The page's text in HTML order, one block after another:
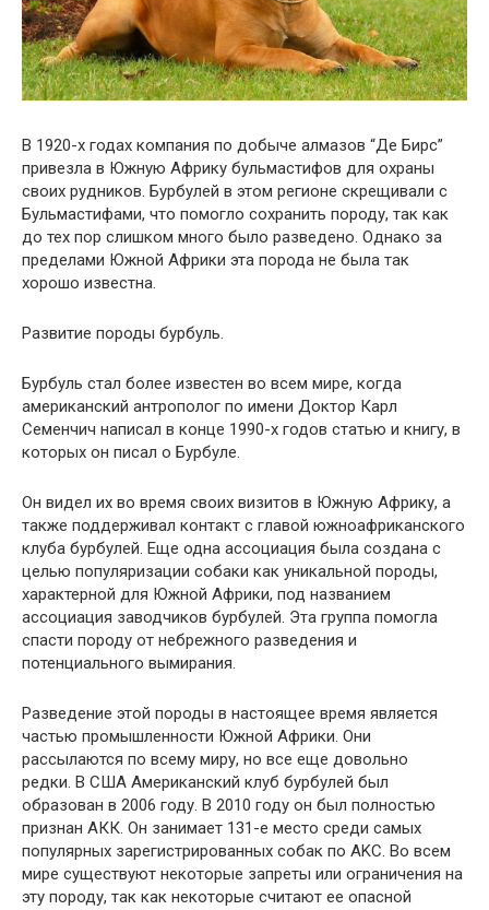
В 1920-х годах компания по добыче алмазов “Де Бирс”
привезла в Южную Африку бульмастифов для охраны
своих рудников. Бурбулей в этом регионе скрещивали с
Бульмастифами, что помогло сохранить породу, так как
до тех пор слишком много было разведено. Однако за
пределами Южной Африки эта порода не была так
хорошо известна.
Развитие породы бурбуль.
Бурбуль стал более известен во всем мире, когда
американский антрополог по имени Доктор Карл
Семенчич написал в конце 1990-х годов статью и книгу, в
которых он писал о Бурбуле.
Он видел их во время своих визитов в Южную Африку, а
также поддерживал контакт с главой южноафриканского
клуба бурбулей. Еще одна ассоциация была создана с
целью популяризации собаки как уникальной породы,
характерной для Южной Африки, под названием
ассоциация заводчиков бурбулей. Эта группа помогла
спасти породу от небрежного разведения и
потенциального вымирания.
Разведение этой породы в настоящее время является
частью промышленности Южной Африки. Они
рассылаются по всему миру, но все еще довольно
редки. В США Американский клуб бурбулей был
образован в 2006 году. В 2010 году он был полностью
признан АКК. Он занимает 131-е место среди самых
популярных зарегистрированных собак по AKC. Во всем
мире существуют некоторые запреты или ограничения на
эту породу, так как некоторые считают ее опасной